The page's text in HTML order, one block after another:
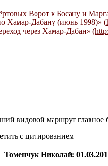
Ворот к Босану и
Хамар-Дабану (июнь 1998)» (
через Хамар-Дабан» (
видовой маршрут главное
с цитированием
Томенчук Николай: